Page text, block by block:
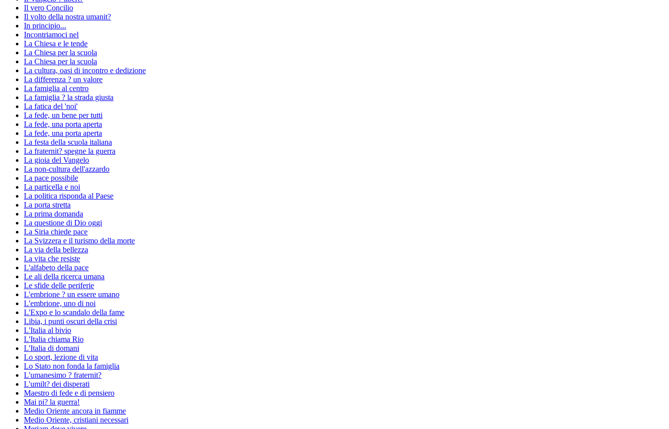
Il vero Concilio
Il volto della nostra umanit?
In principio...
Incontriamoci nel
La Chiesa e le tende
La Chiesa per la scuola
La Chiesa per la scuola
La cultura, oasi di incontro e dedizione
La differenza ? un valore
La famiglia al centro
La famiglia ? la strada giusta
La fatica del 'noi'
La fede, un bene per tutti
La fede, una porta aperta
La fede, una porta aperta
La festa della scuola italiana
La fraternit? spegne la guerra
La gioia del Vangelo
La non-cultura dell'azzardo
La pace possibile
La particella e noi
La politica risponda al Paese
La porta stretta
La prima domanda
La questione di Dio oggi
La Siria chiede pace
La Svizzera e il turismo della morte
La via della bellezza
La vita che resiste
L'alfabeto della pace
Le ali della ricerca umana
Le sfide delle periferie
L'embrione ? un essere umano
L'embrione, uno di noi
L'Expo e lo scandalo della fame
Libia, i punti oscuri della crisi
L'Italia al bivio
L'Italia chiama Rio
L'Italia di domani
Lo sport, lezione di vita
Lo Stato non fonda la famiglia
L'umanesimo ? fraternit?
L'umilt? dei disperati
Maestro di fede e di pensiero
Mai pi? la guerra!
Medio Oriente ancora in fiamme
Medio Oriente, cristiani necessari